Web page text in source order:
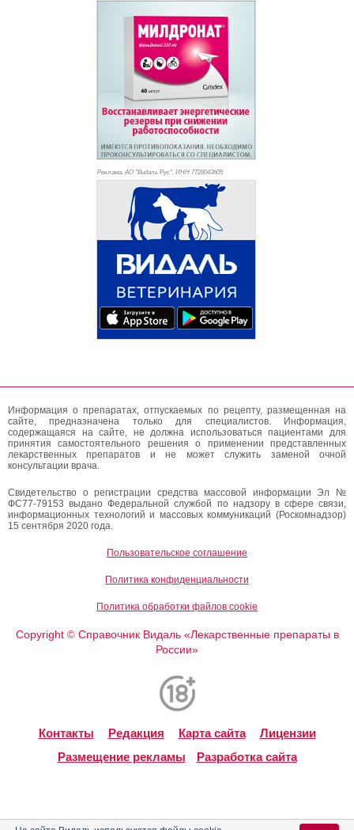
Реклама. АО "Видаль Рус", ИНН 7728043605
Информация о препаратах, отпускаемых по рецепту, размещенная на
сайте, предназначена только для специалистов. Информация,
содержащаяся на сайте, не должна использоваться пациентами для
принятия самостоятельного решения о применении представленных
лекарственных препаратов и не может служить заменой очной
консультации врача.
Свидетельство о регистрации средства массовой информации Эл №
ФС77-79153 выдано Федеральной службой по надзору в сфере связи,
информационных технологий и массовых коммуникаций (Роскомнадзор)
15 сентября 2020 года.
Пользовательское соглашение
Политика конфиденциальности
Политика обработки файлов cookie
Copyright ©Справочник Видаль «Лекарственные препараты в
России»
Контакты Редакция Карта сайта
Лицензии
Размещение рекламы
Разработка сайта